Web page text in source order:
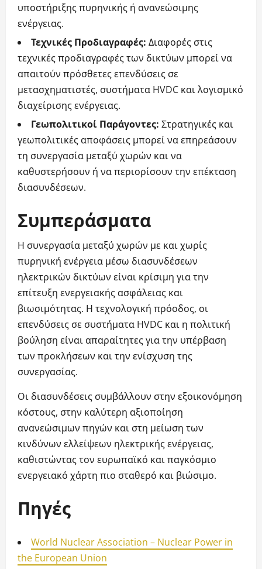
υποστήριξης πυρηνικής ή ανανεώσιμης
ενέργειας.
Τεχνικές Προδιαγραφές: Διαφορές στις
τεχνικές προδιαγραφές των δικτύων μπορεί να
απαιτούν πρόσθετες επενδύσεις σε
μετασχηματιστές, συστήματα HVDC και λογισμικό
διαχείρισης ενέργειας.
Γεωπολιτικοί Παράγοντες: Στρατηγικές και
γεωπολιτικές αποφάσεις μπορεί να επηρεάσουν
τη συνεργασία μεταξύ χωρών και να
καθυστερήσουν ή να περιορίσουν την επέκταση
διασυνδέσεων.
Συμπεράσματα
Η συνεργασία μεταξύ χωρών με και χωρίς
πυρηνική ενέργεια μέσω διασυνδέσεων
ηλεκτρικών δικτύων είναι κρίσιμη για την
επίτευξη ενεργειακής ασφάλειας και
βιωσιμότητας. Η τεχνολογική πρόοδος, οι
επενδύσεις σε συστήματα HVDC και η πολιτική
βούληση είναι απαραίτητες για την υπέρβαση
των προκλήσεων και την ενίσχυση της
συνεργασίας.
Οι διασυνδέσεις συμβάλλουν στην εξοικονόμηση
κόστους, στην καλύτερη αξιοποίηση
ανανεώσιμων πηγών και στη μείωση των
κινδύνων ελλείψεων ηλεκτρικής ενέργειας,
καθιστώντας τον ευρωπαϊκό και παγκόσμιο
ενεργειακό χάρτη πιο σταθερό και βιώσιμο.
Πηγές
World Nuclear Association – Nuclear Power in
the European Union